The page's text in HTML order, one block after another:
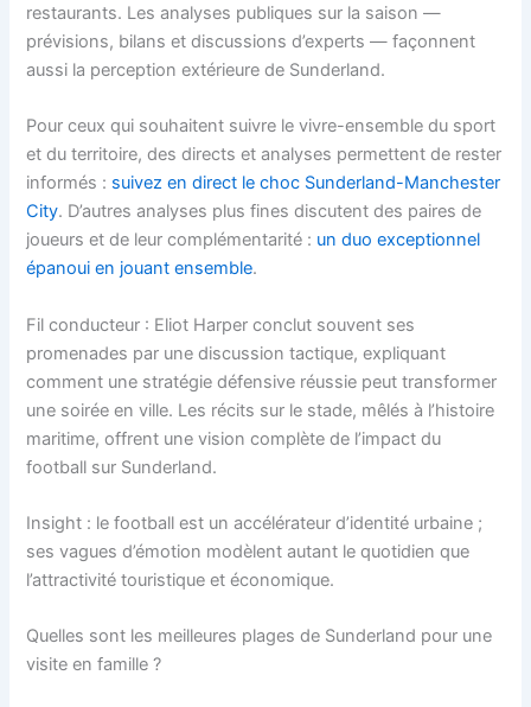
restaurants. Les analyses publiques sur la saison —
prévisions, bilans et discussions d’experts — façonnent
aussi la perception extérieure de Sunderland.
Pour ceux qui souhaitent suivre le vivre-ensemble du sport
et du territoire, des directs et analyses permettent de rester
informés : suivez en direct le choc Sunderland-Manchester
City. D’autres analyses plus fines discutent des paires de
joueurs et de leur complémentarité : un duo exceptionnel
épanoui en jouant ensemble.
Fil conducteur : Eliot Harper conclut souvent ses
promenades par une discussion tactique, expliquant
comment une stratégie défensive réussie peut transformer
une soirée en ville. Les récits sur le stade, mêlés à l’histoire
maritime, offrent une vision complète de l’impact du
football sur Sunderland.
Insight : le football est un accélérateur d’identité urbaine ;
ses vagues d’émotion modèlent autant le quotidien que
l’attractivité touristique et économique.
Quelles sont les meilleures plages de Sunderland pour une
visite en famille ?